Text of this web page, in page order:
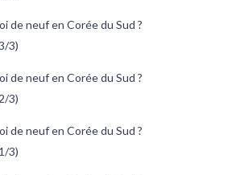
de neuf en Corée du Sud ?
3)
de neuf en Corée du Sud ?
3)
de neuf en Corée du Sud ?
3)